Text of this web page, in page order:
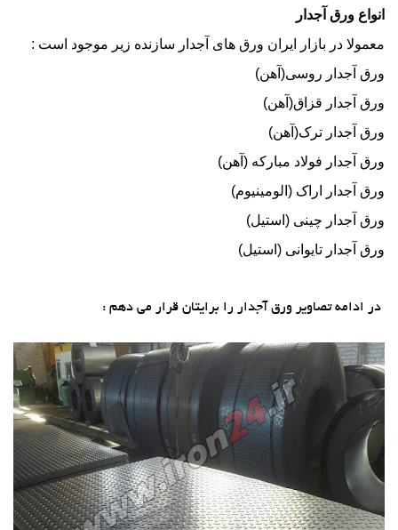
انواع ورق آجدار
معمولا در بازار ایران ورق های آجدار سازنده زیر موجود است :
ورق آجدار روسی(آهن)
ورق آجدار قزاق(آهن)
ورق آجدار ترک(آهن)
ورق آجدار فولاد مبارکه (آهن)
ورق آجدار اراک (الومینیوم)
ورق آجدار چینی (استیل)
ورق آجدار تایوانی (استیل)
در ادامه تصاویر ورق آجدار را برایتان قرار می دهم :